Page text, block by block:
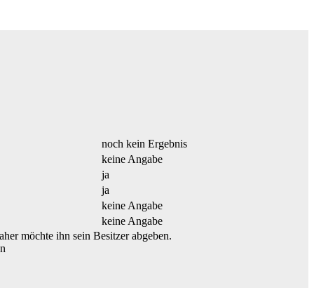
noch kein Ergebnis
keine Angabe
ja
ja
keine Angabe
keine Angabe
möchte ihn sein Besitzer abgeben.